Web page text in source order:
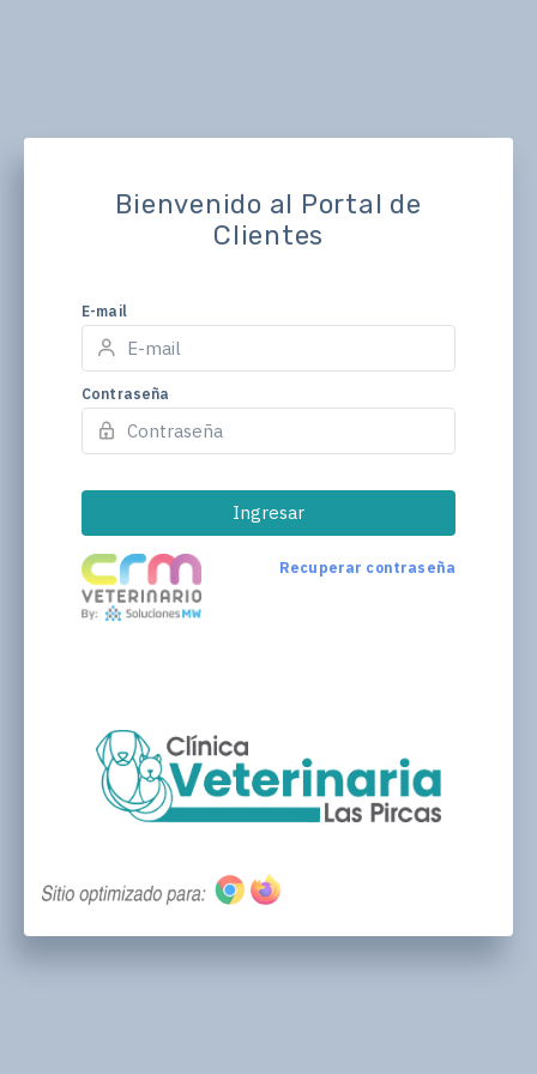
Bienvenido al Portal de
Clientes
E-mail
Contraseña
Ingresar
Recuperar contraseña